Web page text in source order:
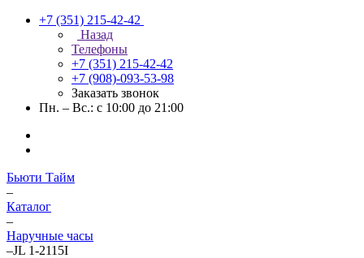
+7 (351) 215-42-42
Назад
Телефоны
+7 (351) 215-42-42
+7 (908)-093-53-98
Заказать звонок
Пн. – Вс.: с 10:00 до 21:00
Бьюти Тайм
–
Каталог
–
Наручные часы
–JL 1-2115I